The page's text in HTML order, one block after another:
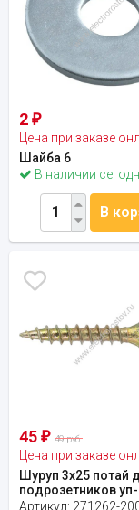
2 ₽
Цена при заказе
Шайба 6
В наличии
В
45 ₽ 49 руб.
Цена при заказе
Шуруп 3х25 потай
подрозетников
Артикул: 271262-